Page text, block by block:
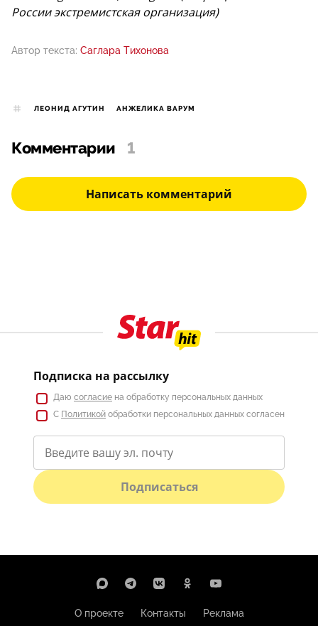
России экстремистская организация)
Автор текста: Саглара Тихонова
ЛЕОНИД АГУТИН АНЖЕЛИКА ВАРУМ
Комментарии 1
Написать комментарий
Подписка на рассылку
Даю согласие на обработку персональных данных
С Политикой обработки персональных данных согласен
Подписаться
О проекте Контакты
Реклама